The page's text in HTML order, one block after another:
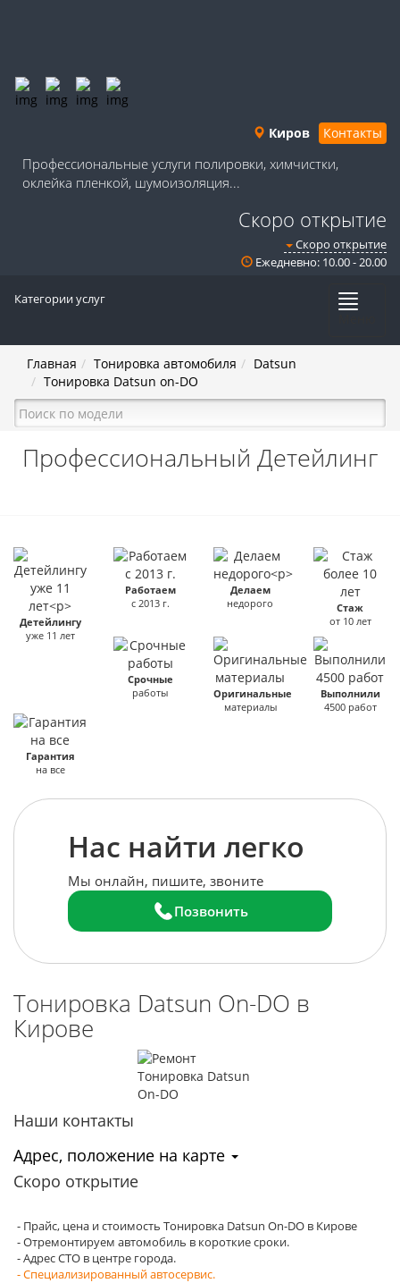
Киров Контакты
Профессиональные услуги полировки, химчистки,
оклейка пленкой, шумоизоляция...
Скоро открытие
Скоро открытие
Ежедневно: 10.00 - 20.00
Категории услуг
Главная Тонировка автомобиля
Datsun
Тонировка Datsun on-DO
Профессиональный Детейлинг
Детейлингу
уже 11 лет
Работаем
с 2013 г.
Делаем
недорого
Стаж
от 10 лет
Срочные
работы
Оригинальные
материалы
Выполнили
4500 работ
Гарантия
на все
Нас найти легко
Мы онлайн, пишите, звоните
Позвонить
Тонировка Datsun On-DO в
Кирове
Наши контакты
Адрес, положение на карте
Скоро открытие
- Прайс, цена и стоимость Тонировка Datsun On-DO в Кирове
- Отремонтируем автомобиль в короткие сроки.
- Адрес СТО в центре города.
- Специализированный автосервис.